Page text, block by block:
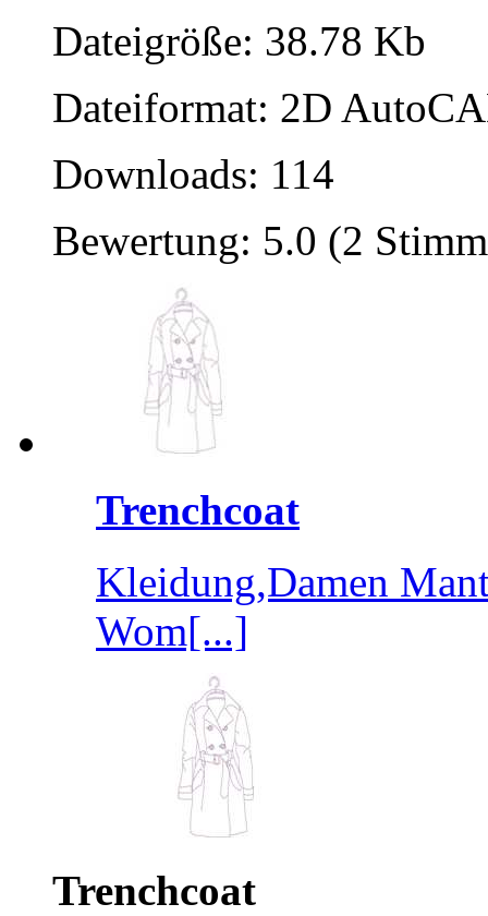
Dateigröße: 38.78 Kb
Dateiformat: 2D
Downloads: 114
Bewertung: 5.0 (2
Trenchcoat
Kleidung,Damen
Wom[...]
Trenchcoat